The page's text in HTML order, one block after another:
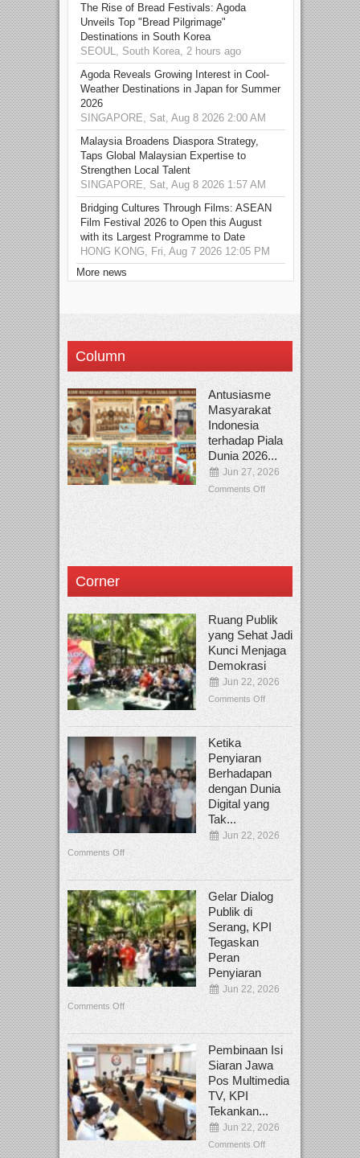
The Rise of Bread Festivals: Agoda
Unveils Top "Bread Pilgrimage"
Destinations in South Korea
SEOUL, South Korea, 2 hours ago
Agoda Reveals Growing Interest in Cool-
Weather Destinations in Japan for Summer
2026
SINGAPORE, Sat, Aug 8 2026 2:00 AM
Malaysia Broadens Diaspora Strategy,
Taps Global Malaysian Expertise to
Strengthen Local Talent
SINGAPORE, Sat, Aug 8 2026 1:57 AM
Bridging Cultures Through Films: ASEAN
Film Festival 2026 to Open this August
with its Largest Programme to Date
HONG KONG, Fri, Aug 7 2026 12:05 PM
More news
Column
Antusiasme
Masyarakat
Indonesia
terhadap Piala
Dunia 2026...
Jun 27, 2026
Comments Off
Corner
Ruang Publik
yang Sehat Jadi
Kunci Menjaga
Demokrasi
Jun 22, 2026
Comments Off
Ketika
Penyiaran
Berhadapan
dengan Dunia
Digital yang
Tak...
Jun 22, 2026
Comments Off
Gelar Dialog
Publik di
Serang, KPI
Tegaskan
Peran
Penyiaran
Jun 22, 2026
Comments Off
Pembinaan Isi
Siaran Jawa
Pos Multimedia
TV, KPI
Tekankan...
Jun 22, 2026
Comments Off